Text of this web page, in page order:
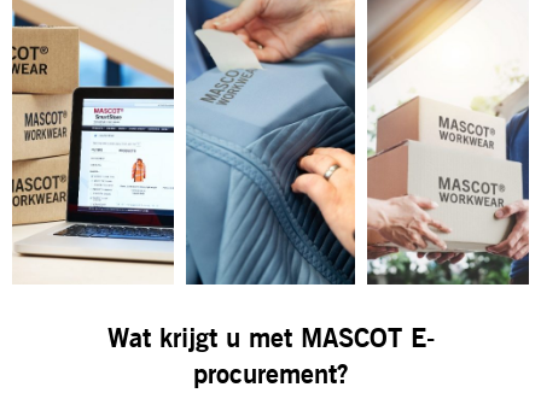
Wat krijgt u met MASCOT E-
procurement?